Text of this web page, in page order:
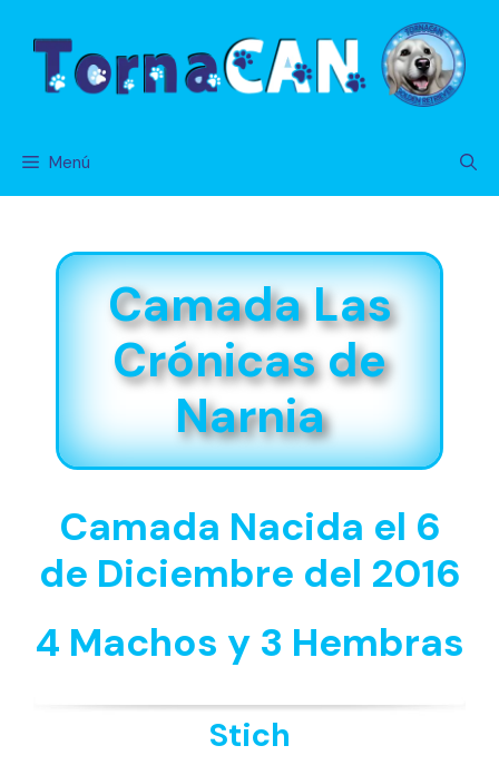
contenido
Menú
Camada Las
Crónicas de
Narnia
Camada Nacida el 6
de Diciembre del 2016
4 Machos y 3 Hembras
Stich